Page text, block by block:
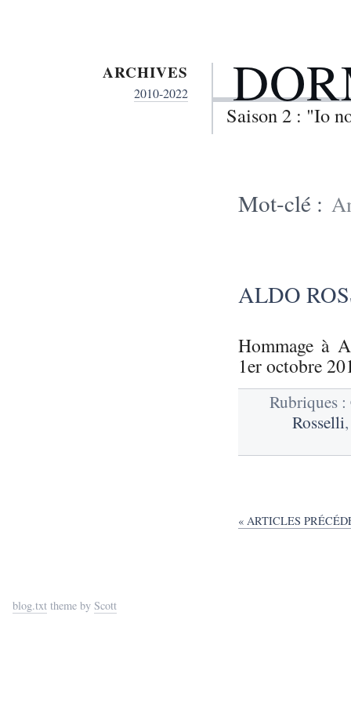
Saison 2 : "Io
Mot-clé :
ALDO
Hommage à
1er octobre
Rubriques :
Rosselli
« ARTICLES
ARCHIVES
2010-2022
blog.txt theme by Scott